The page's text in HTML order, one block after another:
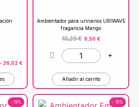
- 26,02 €
Ambientador para urinarios URIWAVE
fragancia Mango
10,29€ 9,50 €
Añadir al carrito
- 19% - 10%